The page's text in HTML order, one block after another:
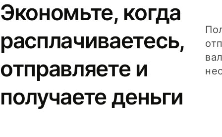
Экономьте, когда
расплачиваетесь,
отправляете и
получаете деньги